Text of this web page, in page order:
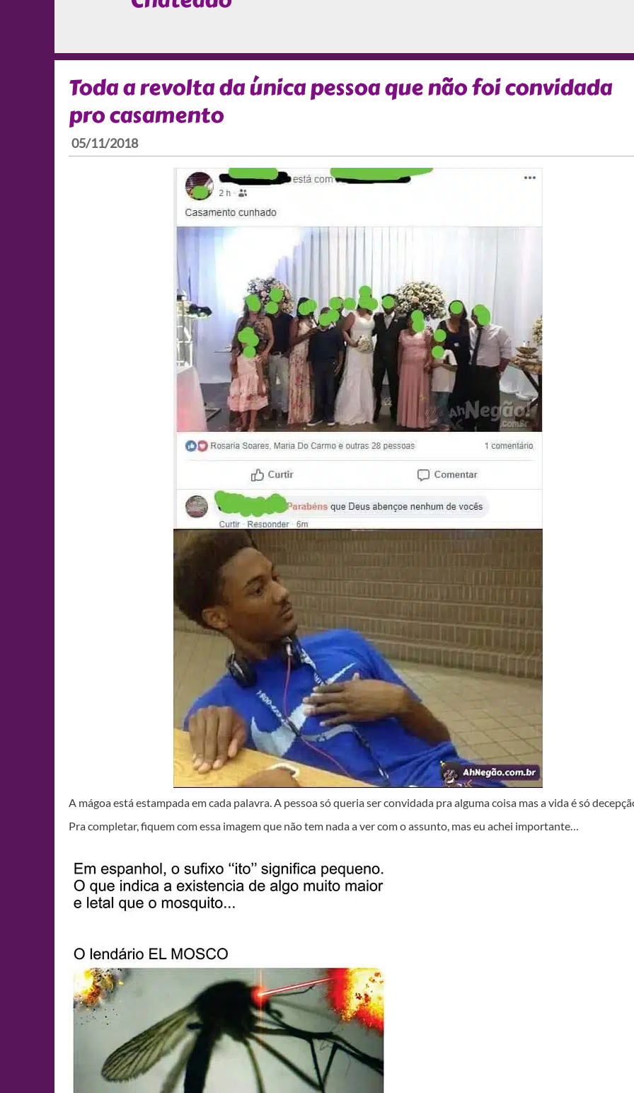
Toda a revolta da única pessoa que não foi convidada
pro casamento
05/11/2018
A mágoa está estampada em cada palavra. A pessoa só queria ser convidada pra alguma coisa mas a vida é só
Pra completar, fiquem com essa imagem que não tem nada a ver com o assunto, mas eu achei importante…